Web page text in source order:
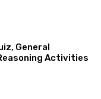
General
Activities